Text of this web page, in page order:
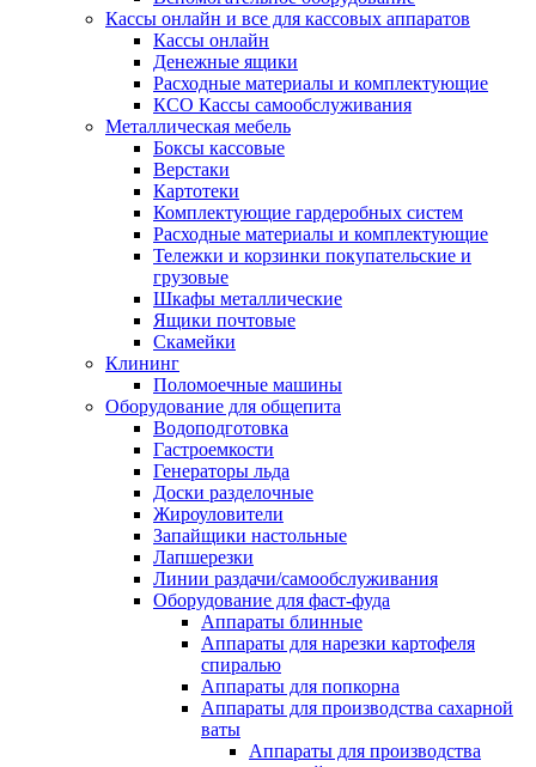
Кассы онлайн и все для кассовых аппаратов
Кассы онлайн
Денежные ящики
Расходные материалы и комплектующие
КСО Кассы самообслуживания
Металлическая мебель
Боксы кассовые
Верстаки
Картотеки
Комплектующие гардеробных систем
Расходные материалы и комплектующие
Тележки и корзинки покупательские и
грузовые
Шкафы металлические
Ящики почтовые
Скамейки
Клининг
Поломоечные машины
Оборудование для общепита
Водоподготовка
Гастроемкости
Генераторы льда
Доски разделочные
Жироуловители
Запайщики настольные
Лапшерезки
Линии раздачи/самообслуживания
Оборудование для фаст-фуда
Аппараты блинные
Аппараты для нарезки картофеля
спиралью
Аппараты для попкорна
Аппараты для производства сахарной
ваты
Аппараты для производства